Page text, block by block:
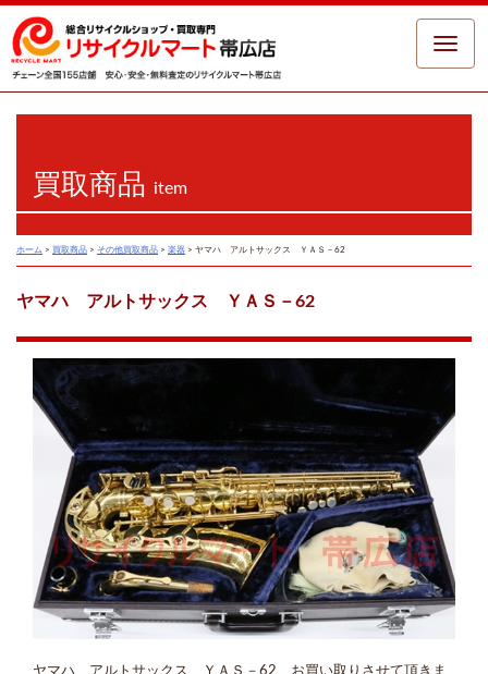
Toggle
買取商品 item
ホーム > 買取商品 > その他買取商品 > 楽器 > ヤマハ アルトサックス ＹＡＳ－62
ヤマハ アルトサックス ＹＡＳ－62